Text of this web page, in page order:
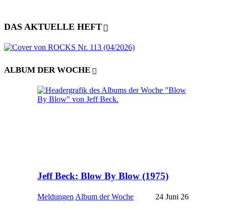
DAS AKTUELLE HEFT
ALBUM DER WOCHE
Jeff Beck: Blow By Blow (1975)
Meldungen Album der Woche 24 Juni 26